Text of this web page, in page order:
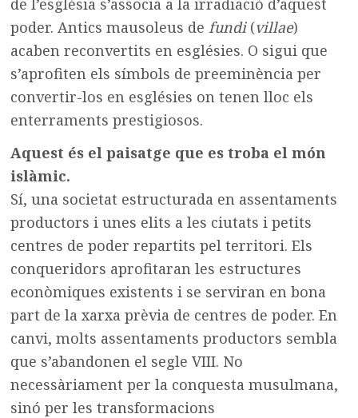
de l’església s’associa a la irradiació d’aquest
poder. Antics mausoleus defundi(villae)
acaben reconvertits en esglésies. O sigui que
s’aprofiten els símbols de preeminència per
convertir-los en esglésies on tenen lloc els
enterraments prestigiosos.
Aquest és el paisatge que es troba el món
islàmic.
Sí, una societat estructurada en assentaments
productors i unes elits a les ciutats i petits
centres de poder repartits pel territori. Els
conqueridors aprofitaran les estructures
econòmiques existents i se serviran en bona
part de la xarxa prèvia de centres de poder. En
canvi, molts assentaments productors sembla
que s’abandonen el segle VIII. No
necessàriament per la conquesta musulmana,
sinó per les transformacions